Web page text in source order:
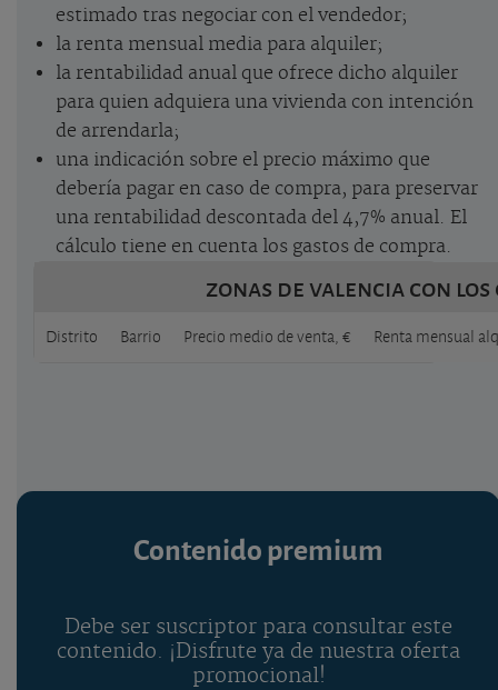
estimado tras negociar con el vendedor;
la renta mensual media para alquiler;
la rentabilidad anual que ofrece dicho alquiler
para quien adquiera una vivienda con intención
de arrendarla;
una indicación sobre el precio máximo que
debería pagar en caso de compra, para preservar
una rentabilidad descontada del 4,7% anual. El
cálculo tiene en cuenta los gastos de compra.
zonas de valencia con
Distrito Barrio Precio medio de venta, € Renta mensual
Contenido premium
Debe ser suscriptor para consultar este
contenido. ¡Disfrute ya de nuestra oferta
promocional!